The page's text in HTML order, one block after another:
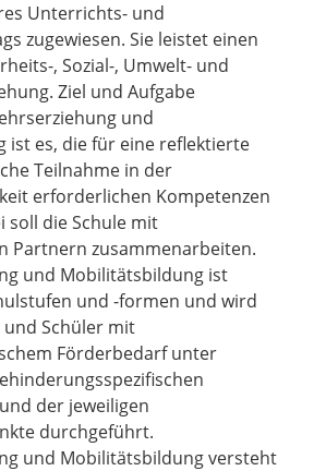
Unterrichts- und
zugewiesen. Sie leistet einen
, Sozial-, Umwelt- und
Ziel und Aufgabe
und
ist es, die für eine reflektierte
Teilnahme in der
erforderlichen Kompetenzen
soll die Schule mit
Partnern zusammenarbeiten.
und Mobilitätsbildung ist
und -formen und wird
Schüler mit
Förderbedarf unter
der jeweiligen
durchgeführt.
und Mobilitätsbildung versteht